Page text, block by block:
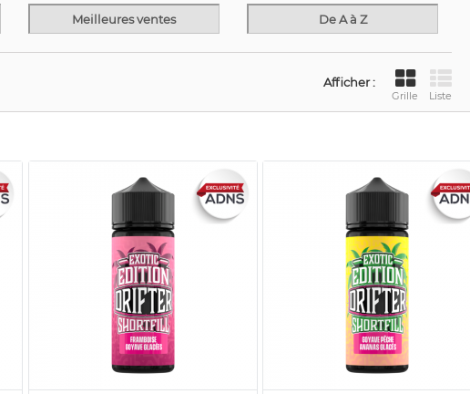
Meilleures ventes De A à Z
Afficher :
Grille Liste